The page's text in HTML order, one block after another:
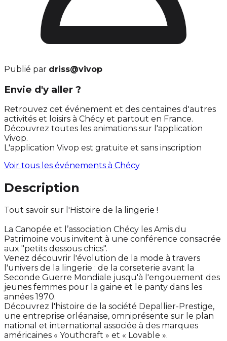
Publié par driss@vivop
Envie d'y aller ?
Retrouvez cet événement et des centaines d'autres
activités et loisirs à Chécy et partout en France.
Découvrez toutes les animations sur l'application
Vivop.
L'application Vivop est gratuite et sans inscription
Voir tous les événements à Chécy
Description
Tout savoir sur l'Histoire de la lingerie !
La Canopée et l’association Chécy les Amis du
Patrimoine vous invitent à une conférence consacrée
aux "petits dessous chics".
Venez découvrir l'évolution de la mode à travers
l'univers de la lingerie : de la corseterie avant la
Seconde Guerre Mondiale jusqu'à l'engouement des
jeunes femmes pour la gaine et le panty dans les
années 1970.
Découvrez l'histoire de la société Depallier-Prestige,
une entreprise orléanaise, omniprésente sur le plan
national et international associée à des marques
américaines « Youthcraft » et « Lovable ».